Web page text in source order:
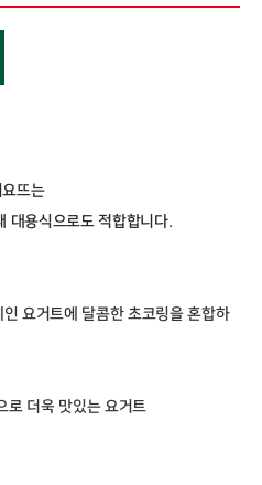
뜨는
대용식으로도 적합합니다.
요거트에 달콤한 초코링을 혼합하
로 더욱 맛있는 요거트